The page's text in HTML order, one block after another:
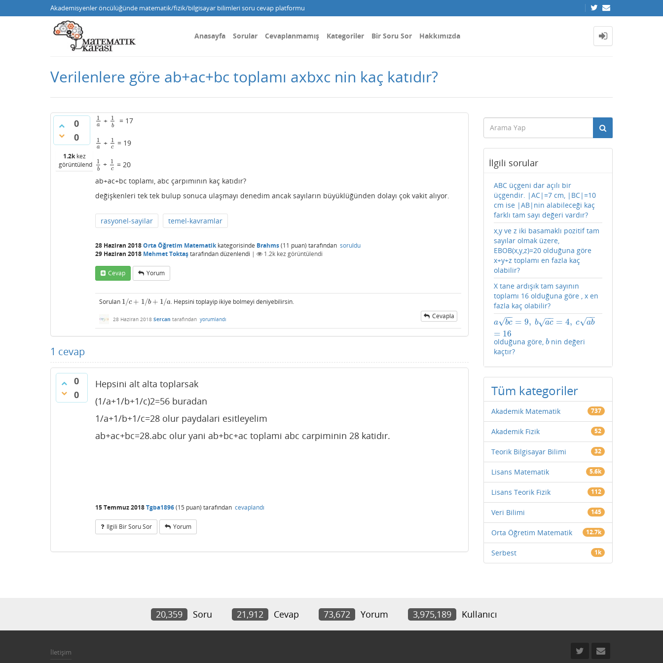
Akademisyenler öncülüğünde matematik/fizik/bilgisayar bilimleri soru cevap platformu
Anasayfa Sorular Cevaplanmamış Kategoriler Bir Soru Sor Hakkımızda
Verilenlere göre ab+ac+bc toplamı axbxc nin kaç katıdır?
0
0
1.2kkez
görüntülendi
1
a
1a + 1
b
1b = 17
1
a
1a + 1
c
1c = 19
1
b
1b+ 1
c
1c = 20
ab+ac+bc toplamı, abc çarpımının kaç katıdır?
değişkenleri tek tek bulup sonuca ulaşmayı denedim ancak sayıların büyüklüğünden dolayı çok vakit alıyor.
rasyonel-sayilar temel-kavramlar
28 Haziran 2018Orta Öğretim Matematikkategorisinde Brahms(11 puan) tarafından soruldu
29 Haziran 2018 Mehmet Toktaştarafındandüzenlendi | 1.2k kez görüntülendi
Cevap Yorum
Sorulan 1/c + 1/b + 1/a
1/c+1/ b+1/a . Hepsini toplayip ikiye bolmeyi deniyebilirsin.
28 Haziran 2018 Sercan tarafından yorumlandı Cevapla
1 cevap
0
0
Hepsini alt alta toplarsak
(1/a+1/b+1/c)2=56 buradan
1/a+1/b+1/c=28 olur paydalari esitleyelim
ab+ac+bc=28.abc olur yani ab+bc+ac toplami abc carpiminin 28 katidır.
15 Temmuz 2018Tgba1896(15 puan) tarafından cevaplandı
Ilgili Bir Soru Sor Yorum
İlgili sorular
ABC üçgeni dar açılı bir
üçgendir. |AC|=7 cm, |BC|=10
cm ise |AB|nin alabileceği kaç
farklı tam sayı değeri vardır?
x,y ve z iki basamaklı pozitif tam
sayılar olmak üzere,
EBOB(x,y,z)=20 olduğuna göre
x+y+z toplamı en fazla kaç
olabilir?
X tane ardışık tam sayının
toplamı 16 olduğuna göre , x en
fazla kaç olabilir?
a bc
−
−
√ = 9, b ac
−−
√ = 4, c ab
−−
√
= 16
abc=9 bac= 4, cab= 16
olduğuna göre, b
bnin değeri
kaçtır?
Tüm kategoriler
Akademik Matematik 737
Akademik Fizik 52
Teorik Bilgisayar Bilimi 32
Lisans Matematik 5.6k
Lisans Teorik Fizik 112
Veri Bilimi 145
Orta Öğretim Matematik 12.7k
Serbest 1k
20,359 Soru 21,912 Cevap 73,672 Yorum 3,975,189 Kullanıcı
İletişim